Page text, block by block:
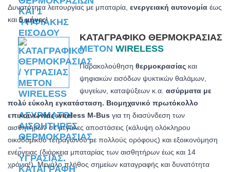
Δυνατότητα λειτουργίας με μπαταρία, ενεργειακή αυτονομία έως
και5 μήνες!
ΚΑΤΑΓΡΑΦΙΚΌ ΘΕΡΜΟΚΡΑΣΊΑΣ
METON WIRELESS
Παρακολούθηση θερμοκρασίας και
ψηφιακών εισόδων ψυκτικών θαλάμων,
ψυγείων, καταψύξεων κ.α. ασύρματα με
πολύ εύκολη εγκατάσταση. Βιομηχανικό πρωτόκολλο
επικοινωνίας wireless M-Bus για τη διασύνδεση των
αισθητήρων σε μεγάλες αποστάσεις (κάλυψη ολόκληρου
οικοδομικού τετραγώνου με πολλούς ορόφους) και εξοικονόμηση
ενέργειας (διάρκεια μπαταρίας των αισθητήρων έως και 14
χρόνια!). Μεγάλο πλήθος σημείων καταγραφής και δυνατότητα